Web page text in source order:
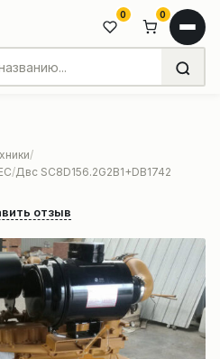
0 0
Двс SC8D156.2G2B1+DB1742
отзыв